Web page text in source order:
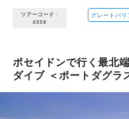
ツアーコード :
4358
グレートバリ
ポセイドンで行く最北
ダイブ ＜ポートダグラ